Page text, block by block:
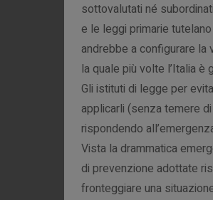
sottovalutati né
e le leggi primarie
andrebbe a configurare la
la quale più volte l’Italia è
Gli istituti di legge per
applicarli (senza temere
rispondendo
Vista la drammatica
di prevenzione adottate
fronteggiare una